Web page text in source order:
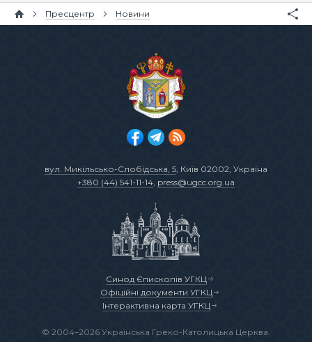
Пресцентр Новини
вул. Микільсько-Слобідська, 5, Київ 02002, Україна
+380 (44) 541-11-14, press@ugcc.org.ua
Синод Єпископів УГКЦ
Офіційні документи УГКЦ
Інтерактивна карта УГКЦ
© 2004–2026 Українська Греко-Католицька Церква.